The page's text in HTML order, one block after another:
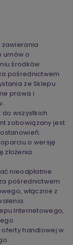
zawierania
umów o
środków
pośrednictwem
ze Sklepu
prawa i
wszystkich
zobowiązany jest
o wersję
złożenia
nieodpłatnie
pośrednictwem
włącznie z
Internetowego,
oferty handlowej w